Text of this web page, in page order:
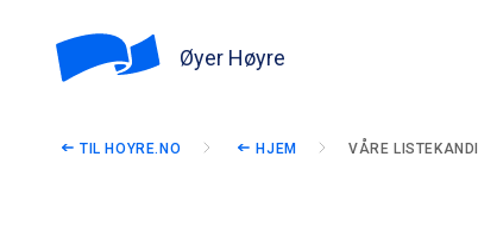
Øyer Høyre
TIL HOYRE.NO HJEM VÅRE